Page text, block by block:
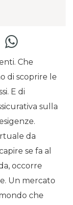
Che
di scoprire le
E di
sulla
da
se fa al
occorre
Un mercato
che